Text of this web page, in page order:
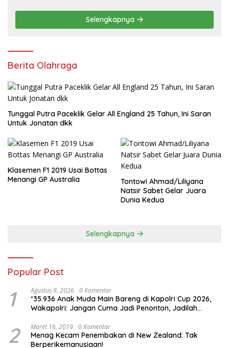
Selengkapnya
Berita Olahraga
Tunggal Putra Paceklik Gelar All England 25 Tahun, Ini Saran
Untuk Jonatan dkk
Klasemen F1 2019 Usai Bottas
Menangi GP Australia
Tontowi Ahmad/Liliyana
Natsir Sabet Gelar Juara
Dunia Kedua
Selengkapnya
Popular Post
1 Agustus 9, 2026 0 Komentar
*35.936 Anak Muda Main Bareng di Kapolri Cup 2026,
Wakapolri: Jangan Cuma Jadi Penonton, Jadilah
2 Maret 16, 2019 0 Komentar
Menag Kecam Penembakan di New Zealand: Tak
Berperikemanusiaan!